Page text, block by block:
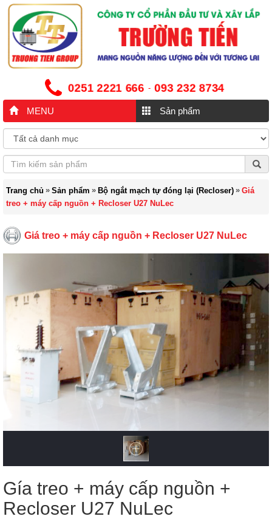
0251 2221 666 - 093 232 8734
MENU Sản phẩm
Trang chủ » Sản phẩm » Bộ ngắt mạch tự đóng lại (Recloser) » Giá
treo + máy cấp nguồn + Recloser U27 NuLec
Giá treo + máy cấp nguồn + Recloser U27 NuLec
Gía treo + máy cấp nguồn +
Recloser U27 NuLec